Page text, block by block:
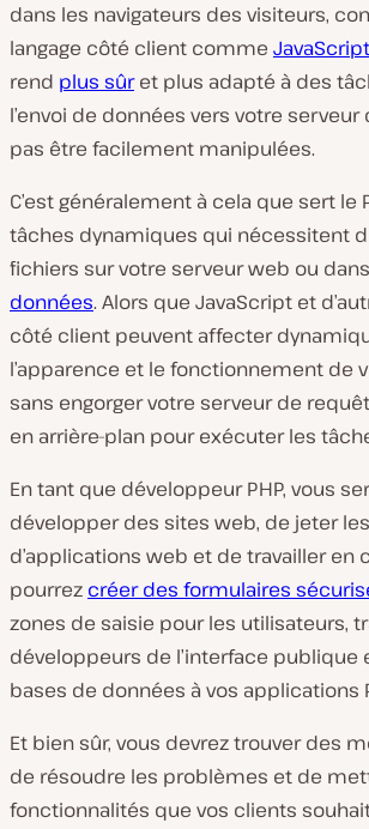
dans les navigateurs des visiteurs,
langage côté client comme JavaScript
rend plus sûret plus adapté à des
l’envoi de données vers votre
pas être facilement manipulées.
C’est généralement à cela que sert le
tâches dynamiques qui nécessitent
fichiers sur votre serveur web ou
données. Alors que JavaScript et
côté client peuvent affecter
l’apparence et le fonctionnement de
sans engorger votre serveur de
en arrière-plan pour exécuter les
En tant que développeur PHP, vous
développer des sites web, de jeter
d’applications web et de travailler en
pourrez créer des formulaires
zones de saisie pour les utilisateurs,
développeurs de l’interface publique
bases de données à vos applications
Et bien sûr, vous devrez trouver des
de résoudre les problèmes et de
fonctionnalités que vos clients